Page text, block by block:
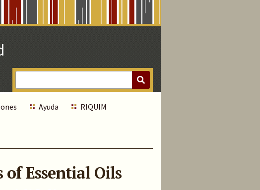
Ayuda RIQUIM
Essential Oils